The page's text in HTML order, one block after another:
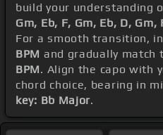
build your understanding
Gm, Eb, F, Gm, Eb, D, Gm,
For a smooth transition,
BPM and gradually match
BPM. Align the capo with
chord choice, bearing in
key: Bb Major.